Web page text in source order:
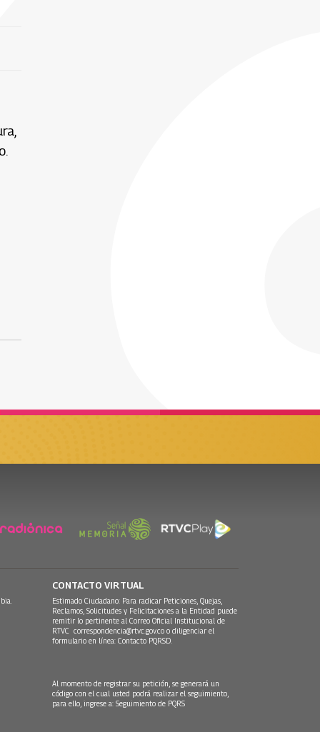
CONTACTO VIRTUAL
Estimado Ciudadano: Para radicar Peticiones, Quejas,
Reclamos, Solicitudes y Felicitaciones a la Entidad puede
remitir lo pertinente al Correo Oficial Institucional de
RTVC correspondencia@rtvc.gov.co o diligenciar el
formulario en línea: Contacto PQRSD.
Al momento de registrar su petición, se generará un
código con el cual usted podrá realizar el seguimiento,
para ello, ingrese a: Seguimiento de PQRS